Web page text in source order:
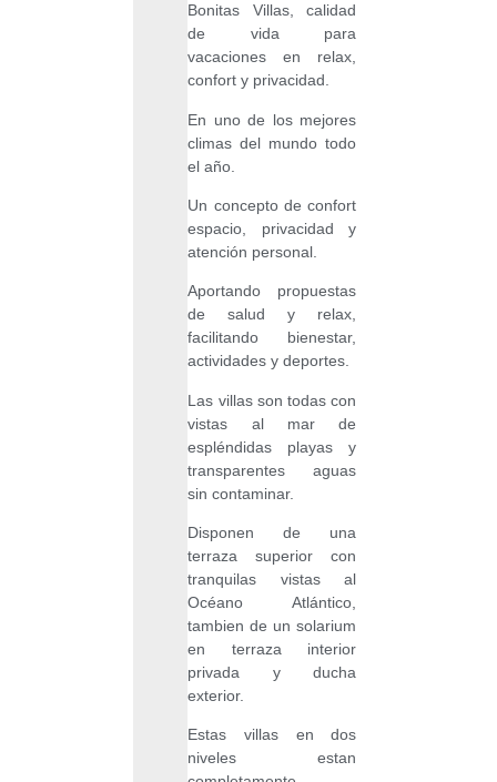
Bonitas Villas, calidad
de vida para
vacaciones en relax,
confort y privacidad.
En uno de los mejores
climas del mundo todo
el año.
Un concepto de confort
espacio, privacidad y
atención personal.
Aportando propuestas
de salud y relax,
facilitando bienestar,
actividades y deportes.
Las villas son todas con
vistas al mar de
espléndidas playas y
transparentes aguas
sin contaminar.
Disponen de una
terraza superior con
tranquilas vistas al
Océano Atlántico,
tambien de un solarium
en terraza interior
privada y ducha
exterior.
Estas villas en dos
niveles estan